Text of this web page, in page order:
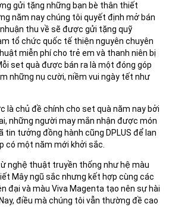
gửi tặng những bạn bè thân thiết
năm nay chúng tôi quyết định mở bán
thu về sẽ được gửi tặng quỹ
tổ chức quốc tế thiện nguyên chuyên
miễn phí cho trẻ em và thanh niên bị
set quà được bán ra là một đóng góp
những nụ cười, niềm vui ngày tết như
là chủ đề chính cho set quà năm nay bởi
những người may mắn nhận được món
tin tưởng đồng hành cũng DPLUS để lan
có một năm mới khởi sắc.
nghệ thuật truyền thống như hệ màu
Mây ngũ sắc nhưng kết hợp cùng các
đại và màu Viva Magenta tạo nên sự hài
điều mà chúng tôi vẫn thường đề cao